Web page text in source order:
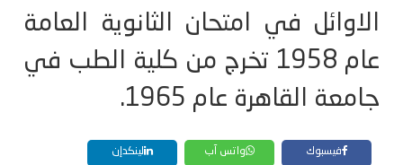
الاوائل في امتحان الثانوية العامة
عام 1958 تخرج من كلية الطب في
جامعة القاهرة عام 1965.
فيسبوك واتس آب لينكدإن